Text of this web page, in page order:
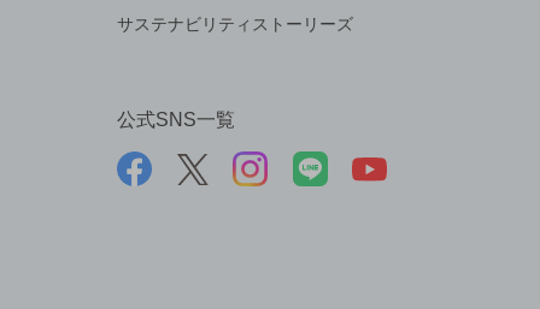
サステナビリティストーリーズ
公式SNS一覧